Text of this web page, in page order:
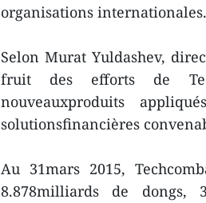
organisations internationales.
Selon Murat Yuldashev,
fruit des efforts de
nouveauxproduits
solutionsfinancières
Au 31mars 2015,
8.878milliards de dongs,